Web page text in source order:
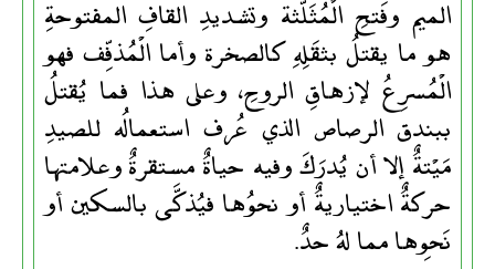
الميم وفَتحِ الْمُثَلَّثة وتشديدِ القافِ المفتوحةِ
هو ما يقتلُ بثقَلِهِ كالصخرة وأما الْمُذفِّف فهو
الْمُسرِعُ لإزهاقِ الروحِ، وعلى هذا فما يُقتلُ
ببندق الرصاص الذي عُرف استعمالُه للصيدِ
مَيْتةٌ إلا أن يُدرَكَ وفيه حياةٌ مستقرةٌ وعلامتها
حركةٌ اختياريةٌ أو نحوُها فيُذكَّى بالسكين أو
نَحوِها مما لهُ حدٌ.